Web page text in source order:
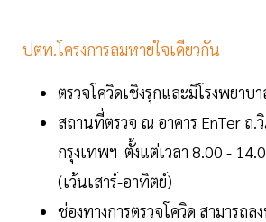
ปตท.โครงการลมหายใจเดียวกัน
ตรวจโควิดเชิงรุกและมีโรงพยาบ
สถานที่ตรวจ ณ อาคาร EnTer ถ.
กรุงเทพฯ ตั้งแต่เวลา 8.00 -
(เว้นเสาร์-อาทิตย์)
ช่องทางการตรวจโควิด สามารถ